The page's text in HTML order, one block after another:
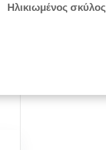
Ηλικιωμένος σκύλος